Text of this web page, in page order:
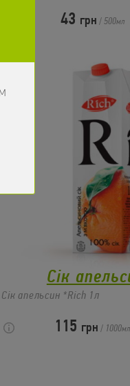
43 грн / 500мл
Сік
Сік апельсин *Rich 1л
115 грн / 1000мл